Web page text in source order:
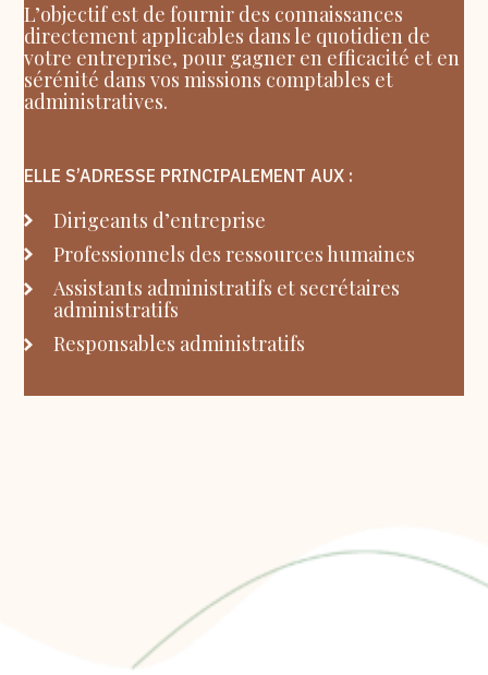
L’objectif est de fournir des connaissances
directement applicables dans le quotidien de
votre entreprise, pour gagner en efficacité et en
sérénité dans vos missions comptables et
administratives.
ELLE S’ADRESSE PRINCIPALEMENT AUX :
Dirigeants d’entreprise
Professionnels des ressources humaines
Assistants administratifs et secrétaires
administratifs
Responsables administratifs